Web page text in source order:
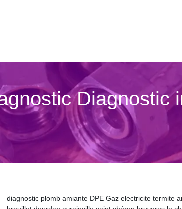
Diagnostic
diagnostic plomb amiante DPE Gaz electricite termite